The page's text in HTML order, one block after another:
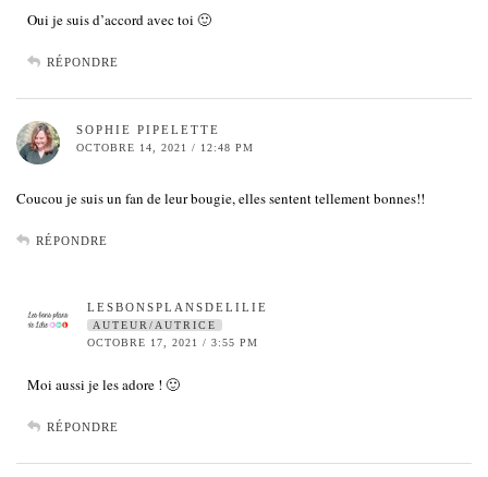
Oui je suis d’accord avec toi 🙂
RÉPONDRE
SOPHIE PIPELETTE
OCTOBRE 14, 2021 / 12:48 PM
Coucou je suis un fan de leur bougie, elles sentent tellement bonnes!!
RÉPONDRE
LESBONSPLANSDELILIE
AUTEUR/AUTRICE
OCTOBRE 17, 2021 / 3:55 PM
Moi aussi je les adore ! 🙂
RÉPONDRE